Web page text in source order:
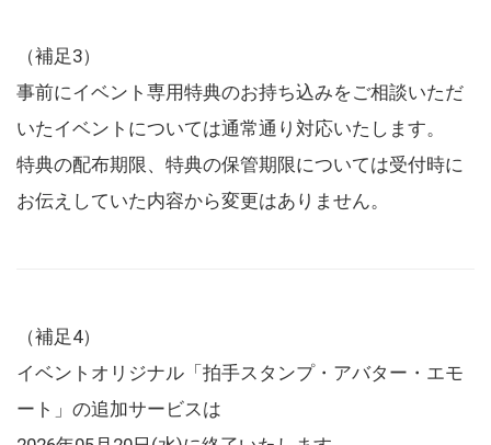
（補足3）
事前にイベント専用特典のお持ち込みをご相談いただ
いたイベントについては通常通り対応いたします。
特典の配布期限、特典の保管期限については受付時に
お伝えしていた内容から変更はありません。
（補足4）
イベントオリジナル「拍手スタンプ・アバター・エモ
ート」の追加サービスは